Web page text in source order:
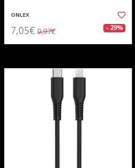
ONLEX
7,05€ 9,97€ - 29%